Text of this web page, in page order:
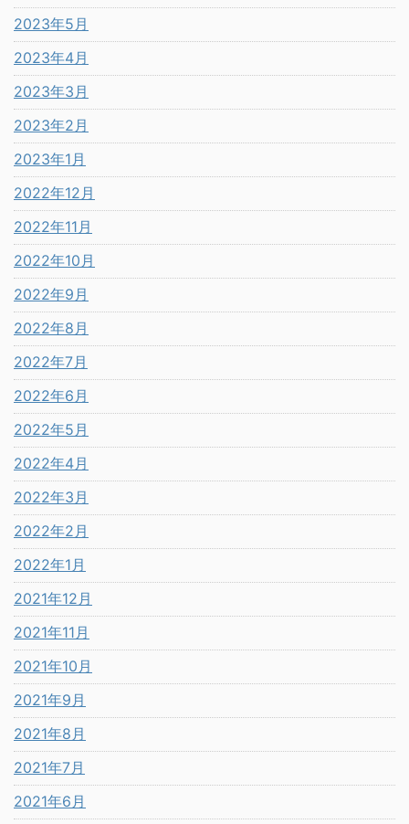
2023年5月
2023年4月
2023年3月
2023年2月
2023年1月
2022年12月
2022年11月
2022年10月
2022年9月
2022年8月
2022年7月
2022年6月
2022年5月
2022年4月
2022年3月
2022年2月
2022年1月
2021年12月
2021年11月
2021年10月
2021年9月
2021年8月
2021年7月
2021年6月